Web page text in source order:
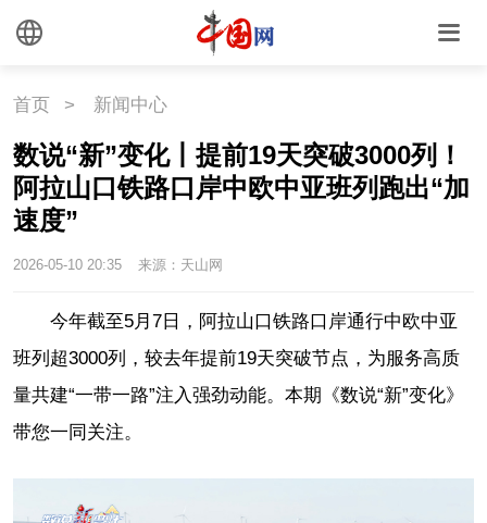
首页 > 新闻中心
数说“新”变化丨提前19天突破3000列！
阿拉山口铁路口岸中欧中亚班列跑出“加
速度”
2026-05-10 20:35 来源：天山网
今年截至5月7日，阿拉山口铁路口岸通行中欧中亚
班列超3000列，较去年提前19天突破节点，为服务高质
量共建“一带一路”注入强劲动能。本期《数说“新”变化》
带您一同关注。